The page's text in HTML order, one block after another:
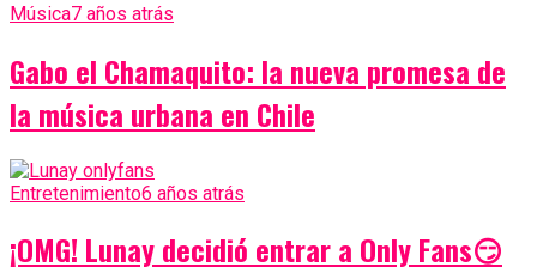
Música7 años atrás
Gabo el Chamaquito: la nueva promesa de
la música urbana en Chile
Entretenimiento6 años atrás
¡OMG! Lunay decidió entrar a Only Fans😏